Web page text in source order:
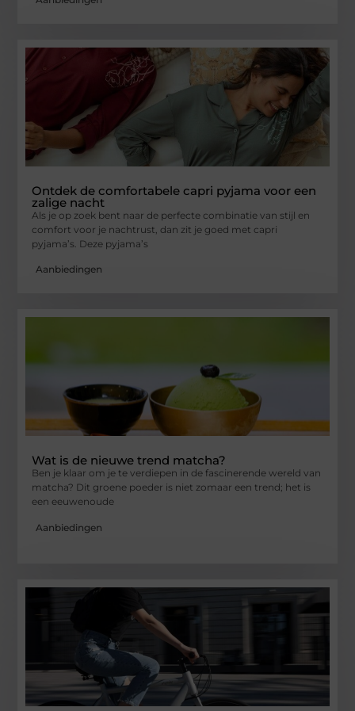
Ontdek de comfortabele capri pyjama voor een
zalige nacht
Als je op zoek bent naar de perfecte combinatie van stijl en
comfort voor je nachtrust, dan zit je goed met capri
pyjama’s. Deze pyjama’s
Aanbiedingen
Wat is de nieuwe trend matcha?
Ben je klaar om je te verdiepen in de fascinerende wereld van
matcha? Dit groene poeder is niet zomaar een trend; het is
een eeuwenoude
Aanbiedingen